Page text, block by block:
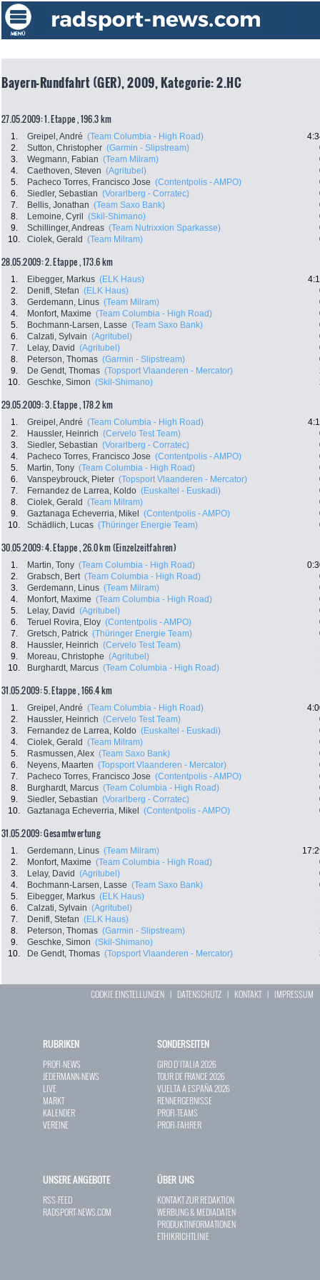
Bayern-Rundfahrt (GER), 2009, Kategorie: 2.HC
27.05.2009: 1. Etappe , 196.3 km
1. Greipel, André (Team Columbia - High Road)
2.
Sutton, Christopher (Garmin - Slipstream)
3.
Wegmann, Fabian (Team Milram)
4.
Caethoven, Steven (Agritubel)
5.
Pacheco Torres, Francisco Jose (Contentpolis - AMPO)
6.
Siedler, Sebastian (Vorarlberg - Corratec)
7.
Bellis, Jonathan (Team Saxo Bank)
8.
Lemoine, Cyril (Skil-Shimano)
9.
Schillinger, Andreas (Team Nutrixxion Sparkasse)
10.
Ciolek, Gerald (Team Milram)
28.05.2009: 2. Etappe , 173.6 km
1. Eibegger, Markus (ELK Haus)
2.
Denifl, Stefan (ELK Haus)
3.
Gerdemann, Linus (Team Milram)
4.
Monfort, Maxime (Team Columbia - High Road)
5.
Bochmann-Larsen, Lasse (Team Saxo Bank)
6.
Calzati, Sylvain (Agritubel)
7.
Lelay, David (Agritubel)
8.
Peterson, Thomas (Garmin - Slipstream)
9.
De Gendt, Thomas (Topsport Vlaanderen - Mercator)
10.
Geschke, Simon (Skil-Shimano)
29.05.2009: 3. Etappe , 178.2 km
1. Greipel, André (Team Columbia - High Road)
2.
Haussler, Heinrich (Cervelo Test Team)
3.
Siedler, Sebastian (Vorarlberg - Corratec)
4.
Pacheco Torres, Francisco Jose (Contentpolis - AMPO)
5.
Martin, Tony (Team Columbia - High Road)
6.
Vanspeybrouck, Pieter (Topsport Vlaanderen - Mercator)
7.
Fernandez de Larrea, Koldo (Euskaltel - Euskadi)
8.
Ciolek, Gerald (Team Milram)
9.
Gaztanaga Echeverria, Mikel (Contentpolis - AMPO)
10.
Schädlich, Lucas (Thüringer Energie Team)
30.05.2009: 4. Etappe , 26.0 km (Einzelzeitfahren)
1. Martin, Tony (Team Columbia - High Road)
2.
Grabsch, Bert (Team Columbia - High Road)
3.
Gerdemann, Linus (Team Milram)
4.
Monfort, Maxime (Team Columbia - High Road)
5.
Lelay, David (Agritubel)
6.
Teruel Rovira, Eloy (Contentpolis - AMPO)
7.
Gretsch, Patrick (Thüringer Energie Team)
8.
Haussler, Heinrich (Cervelo Test Team)
9.
Moreau, Christophe (Agritubel)
10.
Burghardt, Marcus (Team Columbia - High Road)
31.05.2009: 5. Etappe , 166.4 km
1. Greipel, André (Team Columbia - High Road)
2.
Haussler, Heinrich (Cervelo Test Team)
3.
Fernandez de Larrea, Koldo (Euskaltel - Euskadi)
4.
Ciolek, Gerald (Team Milram)
5.
Rasmussen, Alex (Team Saxo Bank)
6.
Neyens, Maarten (Topsport Vlaanderen - Mercator)
7.
Pacheco Torres, Francisco Jose (Contentpolis - AMPO)
8.
Burghardt, Marcus (Team Columbia - High Road)
9.
Siedler, Sebastian (Vorarlberg - Corratec)
10.
Gaztanaga Echeverria, Mikel (Contentpolis - AMPO)
31.05.2009: Gesamtwertung
1. Gerdemann, Linus (Team Milram)
2.
Monfort, Maxime (Team Columbia - High Road)
3.
Lelay, David (Agritubel)
4.
Bochmann-Larsen, Lasse (Team Saxo Bank)
5.
Eibegger, Markus (ELK Haus)
6.
Calzati, Sylvain (Agritubel)
7.
Denifl, Stefan (ELK Haus)
8.
Peterson, Thomas (Garmin - Slipstream)
9.
Geschke, Simon (Skil-Shimano)
10.
De Gendt, Thomas (Topsport Vlaanderen - Mercator)
COOKIE EINSTELLUNGEN | DATENSCHUTZ | KONTAKT| IMPRESSUM
RUBRIKEN
PROFI-NEWS
JEDERMANN-NEWS
LIVE
MARKT
KALENDER
VEREINE
SONDERSEITEN
GIRO D`ITALIA 2026
TOUR DE FRANCE 2026
VUELTA A ESPAÑA 2026
RENNERGEBNISSE
PROFI-TEAMS
PROFI-FAHRER
UNSERE ANGEBOTE
RSS-FEED
RADSPORT-NEWS.COM
ÜBER UNS
KONTAKT ZUR REDAKTION
WERBUNG & MEDIADATEN
PRODUKTINFORMATIONEN
ETHIKRICHTLINIE